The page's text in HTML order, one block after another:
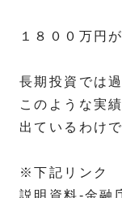
１８００万円
長期投資では
このような実
出ているわけ
※下記リンク